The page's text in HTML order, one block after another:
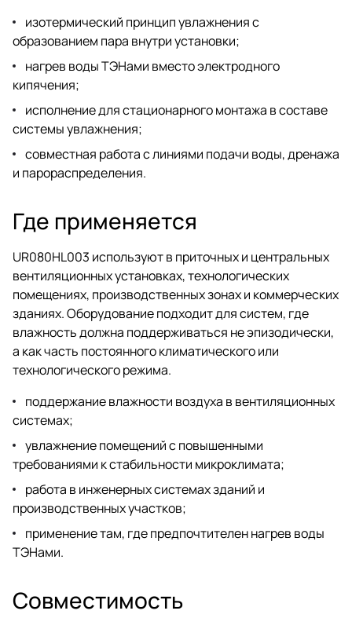
изотермический принцип увлажнения с
образованием пара внутри установки;
нагрев воды ТЭНами вместо электродного
кипячения;
исполнение для стационарного монтажа в составе
системы увлажнения;
совместная работа с линиями подачи воды, дренажа
и парораспределения.
Где применяется
UR080HL003 используют в приточных и центральных
вентиляционных установках, технологических
помещениях, производственных зонах и коммерческих
зданиях. Оборудование подходит для систем, где
влажность должна поддерживаться не эпизодически,
а как часть постоянного климатического или
технологического режима.
поддержание влажности воздуха в вентиляционных
системах;
увлажнение помещений с повышенными
требованиями к стабильности микроклимата;
работа в инженерных системах зданий и
производственных участков;
применение там, где предпочтителен нагрев воды
ТЭНами.
Совместимость